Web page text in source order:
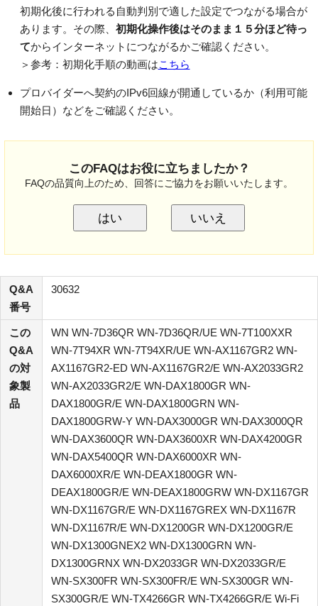
初期化後に行われる自動判別で適した設定でつながる場合が
あります。その際、 初期化操作後はそのまま１５分ほど待っ
てからインターネットにつながるかご確認ください。
＞参考：初期化手順の動画はこちら
プロバイダーへ契約のIPv6回線が開通しているか（利用可能
開始日）などをご確認ください。
このFAQはお役に立ちましたか？
FAQの品質向上のため、回答にご協力をお願いいたします。
はい いいえ
Q&A
番号
30632
この
Q&A
の対
象製
品
WN WN-7D36QR WN-7D36QR/UE WN-7T100XXR
WN-7T94XR WN-7T94XR/UE WN-AX1167GR2 WN-
AX1167GR2-ED WN-AX1167GR2/E WN-AX2033GR2
WN-AX2033GR2/E WN-DAX1800GR WN-
DAX1800GR/E WN-DAX1800GRN WN-
DAX1800GRW-Y WN-DAX3000GR WN-DAX3000QR
WN-DAX3600QR WN-DAX3600XR WN-DAX4200GR
WN-DAX5400QR WN-DAX6000XR WN-
DAX6000XR/E WN-DEAX1800GR WN-
DEAX1800GR/E WN-DEAX1800GRW WN-DX1167GR
WN-DX1167GR/E WN-DX1167GREX WN-DX1167R
WN-DX1167R/E WN-DX1200GR WN-DX1200GR/E
WN-DX1300GNEX2 WN-DX1300GRN WN-
DX1300GRNX WN-DX2033GR WN-DX2033GR/E
WN-SX300FR WN-SX300FR/E WN-SX300GR WN-
SX300GR/E WN-TX4266GR WN-TX4266GR/E Wi-Fi